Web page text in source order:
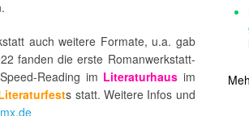
auch weitere Formate, u.a. gab
fanden die erste Romanwerkstatt-
Reading im Literaturhaus im
s statt. Weitere Infos und